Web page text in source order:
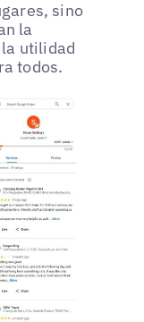
sino
la
utilidad
todos.